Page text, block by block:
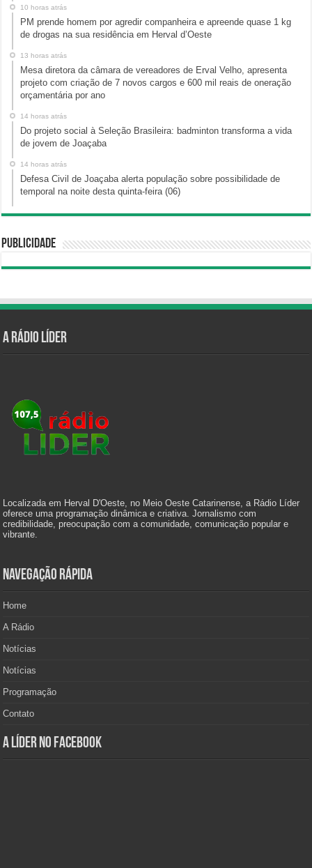
10 horas atrás
PM prende homem por agredir companheira e apreende quase 1 kg
de drogas na sua residência em Herval d’Oeste
13 horas atrás
Mesa diretora da câmara de vereadores de Erval Velho, apresenta
projeto com criação de 7 novos cargos e 600 mil reais de oneração
orçamentária por ano
14 horas atrás
Do projeto social à Seleção Brasileira: badminton transforma a vida
de jovem de Joaçaba
14 horas atrás
Defesa Civil de Joaçaba alerta população sobre possibilidade de
temporal na noite desta quinta-feira (06)
Publicidade
A Rádio Líder
Localizada em Herval D'Oeste, no Meio Oeste Catarinense, a Rádio Líder
oferece uma programação dinâmica e criativa. Jornalismo com
credibilidade, preocupação com a comunidade, comunicação popular e
vibrante.
Navegação Rápida
Home
A Rádio
Notícias
Notícias
Programação
Contato
A Líder no Facebook